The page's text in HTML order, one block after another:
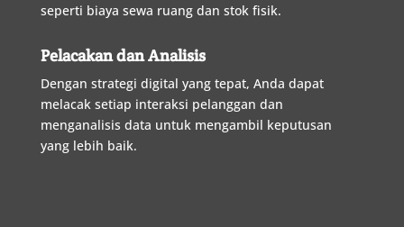
seperti biaya sewa ruang dan stok fisik.
Pelacakan dan Analisis
Dengan strategi digital yang tepat, Anda dapat
melacak setiap interaksi pelanggan dan
menganalisis data untuk mengambil keputusan
yang lebih baik.